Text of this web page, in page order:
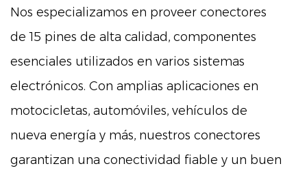
Nos especializamos en proveer conectores
de 15 pines de alta calidad, componentes
esenciales utilizados en varios sistemas
electrónicos. Con amplias aplicaciones en
motocicletas, automóviles, vehículos de
nueva energía y más, nuestros conectores
garantizan una conectividad fiable y un buen